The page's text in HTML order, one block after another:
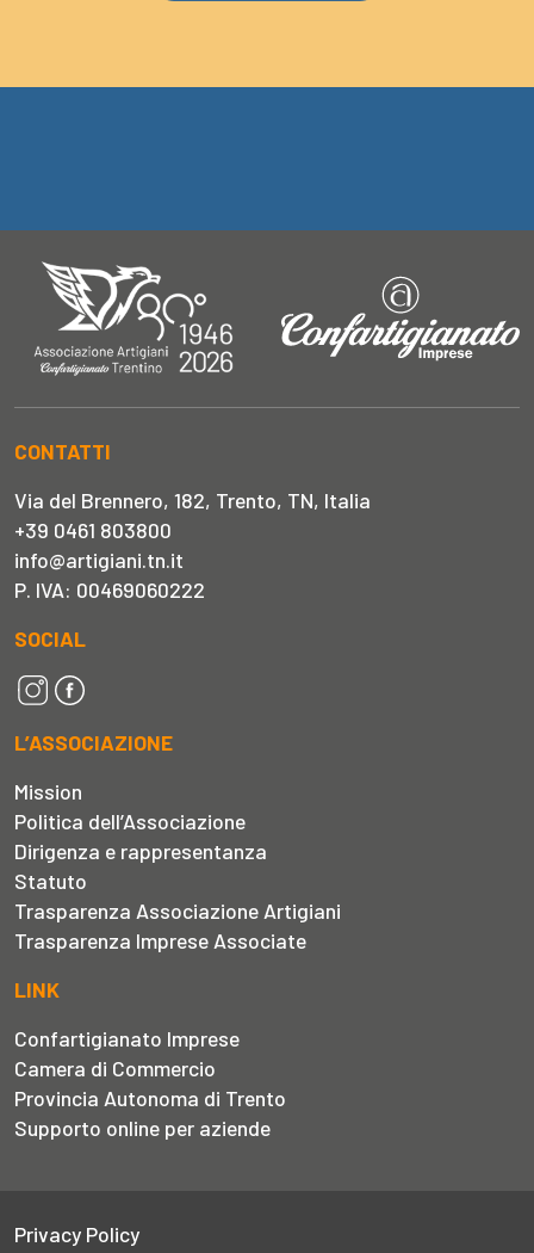
CONTATTI
Via del Brennero, 182, Trento, TN, Italia
+39 0461 803800
info@artigiani.tn.it
P. IVA: 00469060222
SOCIAL
L’ASSOCIAZIONE
Mission
Politica dell’Associazione
Dirigenza e rappresentanza
Statuto
Trasparenza Associazione Artigiani
Trasparenza Imprese Associate
LINK
Confartigianato Imprese
Camera di Commercio
Provincia Autonoma di Trento
Supporto online per aziende
Privacy Policy